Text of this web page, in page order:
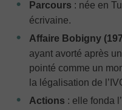
Parcours : née en
écrivaine.
Affaire Bobigny
ayant avorté après
pointé comme un
la légalisation de
Actions : elle fonda